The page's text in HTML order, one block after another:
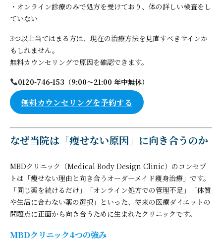
・オンライン診療のみで処方を受けており、体の詳しい検査をし
ていない
3つ以上当てはまる方は、現在の治療方法を見直すべきサインか
もしれません。
無料カウンセリングで原因を確認できます。
0120-746-153（9:00〜21:00 年中無休）
無料カウンセリングを予約する
なぜ当院は「痩せない原因」に向き合うのか
MBDクリニック（Medical Body Design Clinic）のコンセプ
トは「痩せない理由と向き合うオーダーメイド痩身治療」です。
「同じ薬を続けるだけ」「オンライン処方での管理不足」「体質
や生活に合わない薬の選択」といった、従来の医療ダイエットの
問題点に正面から向き合うために生まれたクリニックです。
MBDクリニック4つの強み